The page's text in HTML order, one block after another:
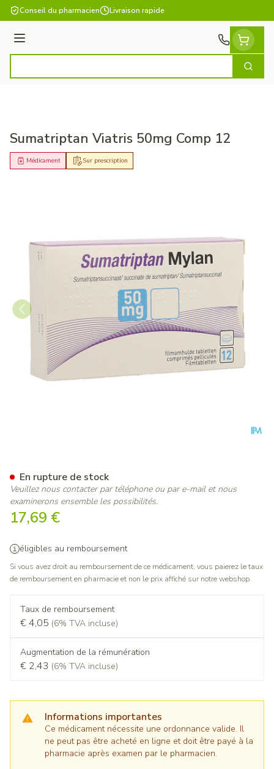
Aller au contenu
Conseil du pharmacien Livraison rapide
Menu
Sumatriptan Viatris 50mg Comp 12
Sur prescription
Médicament
17,69 €
éligibles au remboursement
Si vous avez droit au remboursement de ce médicament, vous paierez le taux
de remboursement en pharmacie et non le prix affiché sur notre webshop.
Taux de remboursement
€ 4,05 (6% TVA incluse)
Augmentation de la rémunération
€ 2,43 (6% TVA incluse)
Informations importantes
Ce médicament nécessite une ordonnance valide. Il
ne peut pas être acheté en ligne et doit être payé à la
pharmacie après examen par le pharmacien.
En rupture de stock
Veuillez nous contacter par téléphone ou par e-mail et nous
examinerons ensemble les possibilités.